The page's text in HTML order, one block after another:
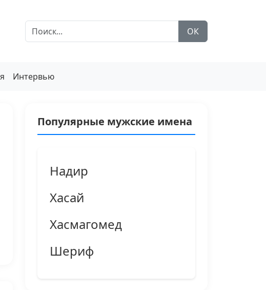
ОК
Интервью
Популярные мужские имена
Надир
Хасай
Хасмагомед
Шериф